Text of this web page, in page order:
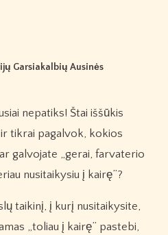
Garsiakalbių Ausinės
tikrai pagalvok, kokios
galvojate „gerai, farvaterio
nusitaikysiu į kairę”?
taikinį, į kurį nusitaikysite,
„toliau į kairę” pastebi,